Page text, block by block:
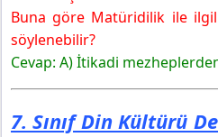
Buna göre Matüridilik ile
söylenebilir?
Cevap: A) İtikadi
7. Sınıf Din Kültürü